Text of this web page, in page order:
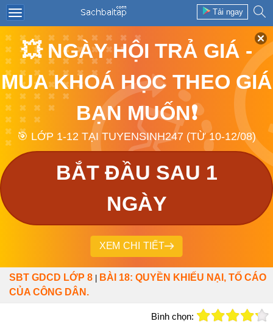
Tải ngay
💥 NGÀY HỘI TRẢ GIÁ -
MUA KHOÁ HỌC THEO GIÁ
BẠN MUỐN❗
🎯 LỚP 1-12 TẠI TUYENSINH247 (TỪ 10-12/08)
BẮT ĐẦU SAU 1
NGÀY
XEM CHI TIẾT
SBT GDCD LỚP 8
BÀI 18: QUYỀN KHIẾU NẠI, TỐ CÁO
CỦA CÔNG DÂN.
Bình chọn: